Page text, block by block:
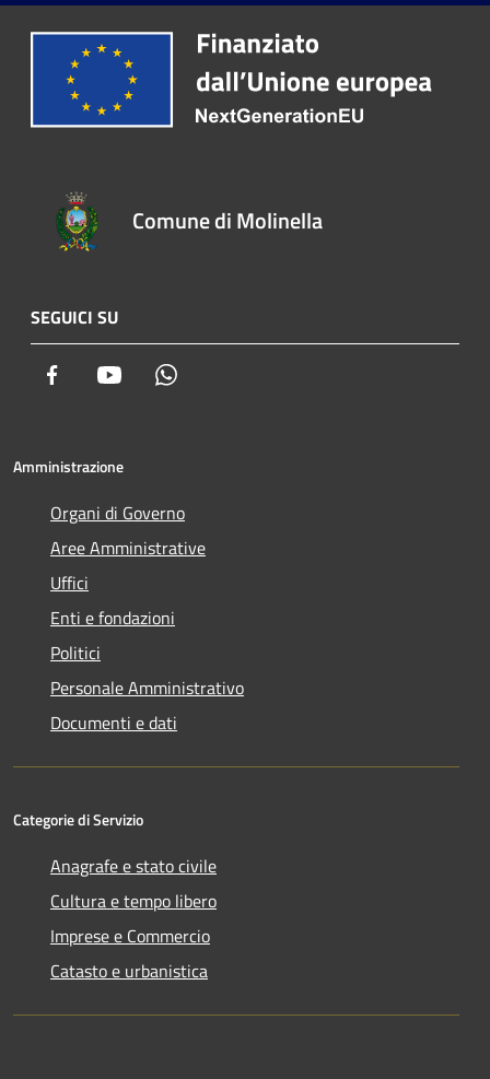
Comune di Molinella
SEGUICI SU
Facebook Youtube
Amministrazione
Organi di Governo
Aree Amministrative
Uffici
Enti e fondazioni
Politici
Personale Amministrativo
Documenti e dati
Categorie di Servizio
Anagrafe e stato civile
Cultura e tempo libero
Imprese e Commercio
Catasto e urbanistica